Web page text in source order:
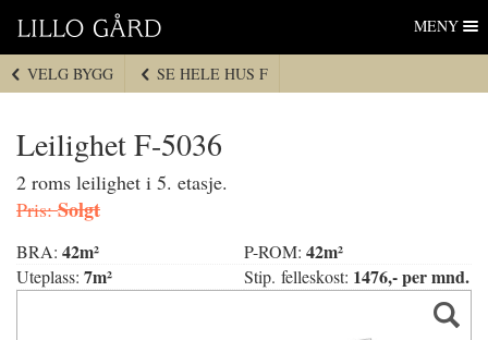
navigasjon
Hopp
innhold
MENY
VELG BYGG SE HELE HUS F
Leilighet F-5036
2 roms leilighet i 5. etasje.
Pris:Solgt
BRA: 42m² P-ROM: 42m²
Uteplass: 7m² Stip. felleskost: 1476,- per mnd.